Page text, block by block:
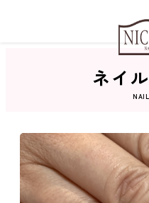
ネイルカタログ
ネイ